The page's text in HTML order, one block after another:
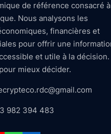
de référence consacré
Nous analysons les
financières et
pour offrir une
et utile à la décision.
mieux décider.
982 394 483